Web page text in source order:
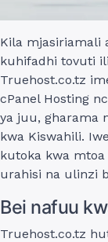
Kila mjasiriamali
kuhifadhi tovuti
Truehost.co.tz
cPanel Hosting
ya juu, gharama
kwa Kiswahili.
kutoka kwa
urahisi na ulinzi
Bei nafuu
Truehost.co.tz